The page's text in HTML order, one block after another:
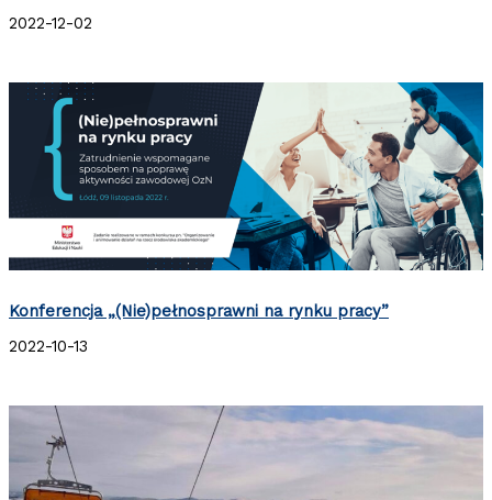
2022-12-02
Konferencja „(Nie)pełnosprawni na rynku pracy”
2022-10-13